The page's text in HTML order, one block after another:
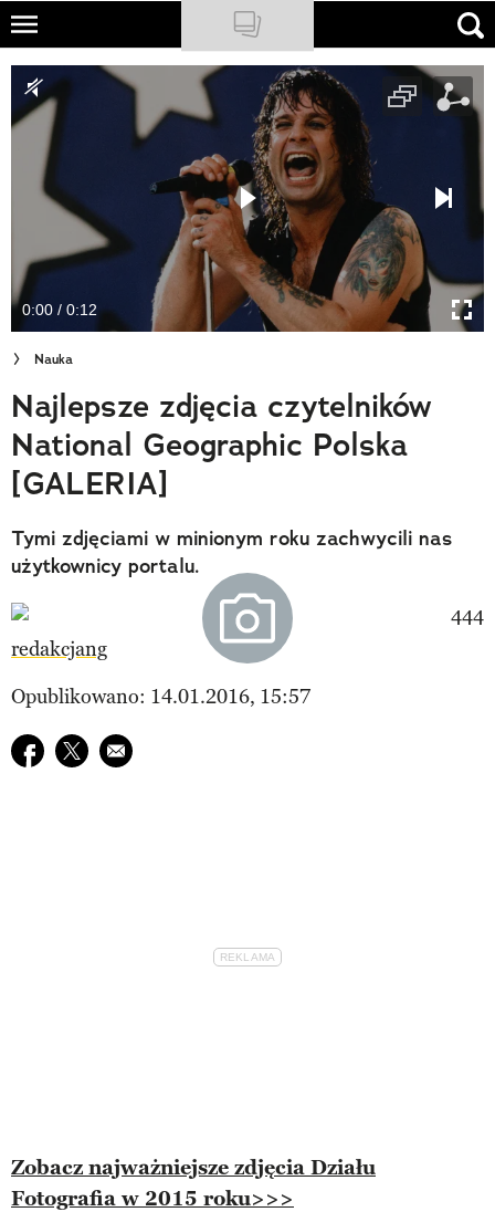
Skip
main
content
NATIONAL GEOGRAPHIC
TRAVELER
PODCASTY
Newsletter
Cuda Polski
Wielki Konkurs Fotograficzny
Trendbook Podróżniczy
Polecane
0:00 / 0:12
Nauka
Najlepsze zdjęcia czytelników
National Geographic Polska
[GALERIA]
Tymi zdjęciami w minionym roku zachwycili nas
użytkownicy portalu.
redakcjang
Opublikowano: 14.01.2016, 15:57
Udostępnij na facebook
Udostępnij na twitter
E-mail do przyjaciela
Zobacz najważniejsze zdjęcia Działu
Fotografia w 2015 roku>>>